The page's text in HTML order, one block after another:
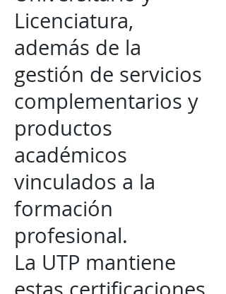
Licenciatura,
además de la
gestión de servicios
complementarios y
productos
académicos
vinculados a la
formación
profesional.
La UTP mantiene